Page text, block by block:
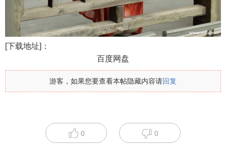
[下载地址]：
百度网盘
游客，如果您要查看本帖隐藏内容请回复
0 0